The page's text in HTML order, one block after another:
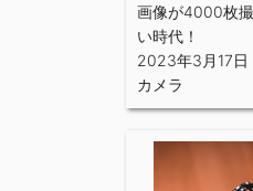
画像が4000枚
い時代！
2023年3月17日
カメラ